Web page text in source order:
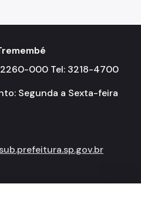
000 Tel: 3218-4700
Segunda a Sexta-feira